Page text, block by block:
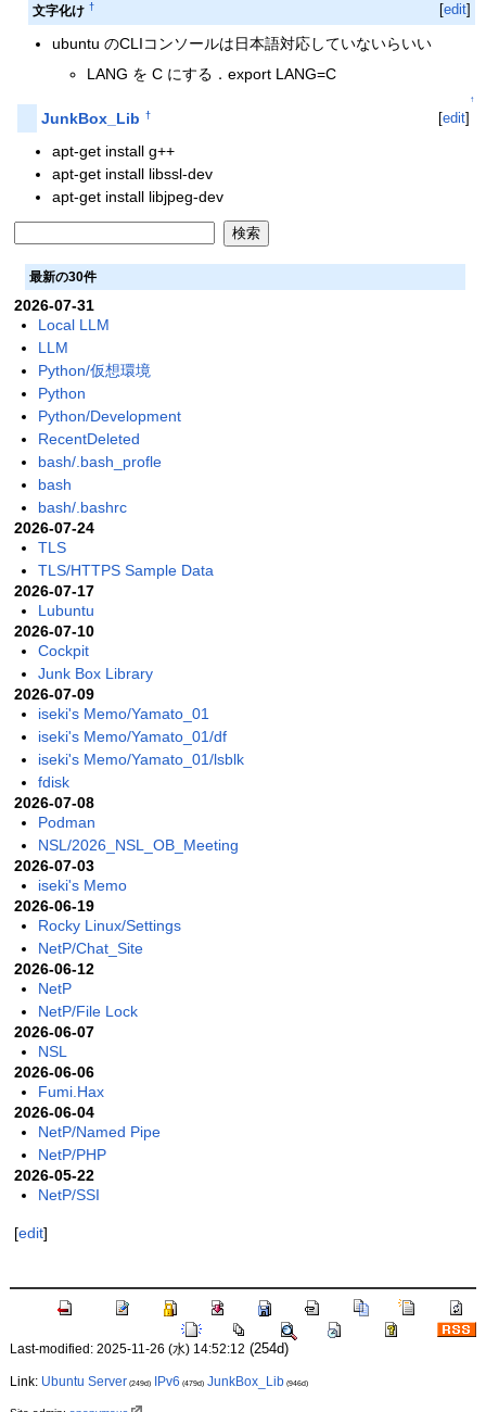
文字化け † [edit]
ubuntu のCLIコンソールは日本語対応していないらいい
LANG を C にする．export LANG=C
↑
JunkBox_Lib † [edit]
apt-get install g++
apt-get install libssl-dev
apt-get install libjpeg-dev
最新の30件
2026-07-31
Local LLM
LLM
Python/仮想環境
Python
Python/Development
RecentDeleted
bash/.bash_profle
bash
bash/.bashrc
2026-07-24
TLS
TLS/HTTPS Sample Data
2026-07-17
Lubuntu
2026-07-10
Cockpit
Junk Box Library
2026-07-09
iseki's Memo/Yamato_01
iseki's Memo/Yamato_01/df
iseki's Memo/Yamato_01/lsblk
fdisk
2026-07-08
Podman
NSL/2026_NSL_OB_Meeting
2026-07-03
iseki's Memo
2026-06-19
Rocky Linux/Settings
NetP/Chat_Site
2026-06-12
NetP
NetP/File Lock
2026-06-07
NSL
2026-06-06
Fumi.Hax
2026-06-04
NetP/Named Pipe
NetP/PHP
2026-05-22
NetP/SSI
[edit]
Last-modified: 2025-11-26 (水) 14:52:12 (254d)
Link: Ubuntu Server (249d) IPv6 (479d) JunkBox_Lib(946d)